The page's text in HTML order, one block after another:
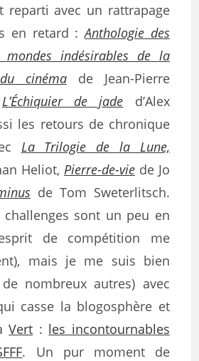
reparti avec un rattrapage
en retard :Anthologie des
indésirables de la
cinémade Jean-Pierre
L’Échiquier de jade d’Alex
les retours de chronique
La Trilogie de la Lune,
Heliot, Pierre-de-viede Jo
de Tom Sweterlitsch.
challenges sont un peu en
de compétition me
mais je me suis bien
nombreux autres) avec
casse la blogosphère et
Vert : les incontournables
. Un pur moment de